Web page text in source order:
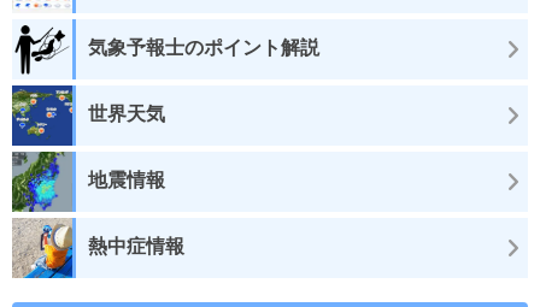
気象予報士のポイント解説
世界天気
地震情報
熱中症情報